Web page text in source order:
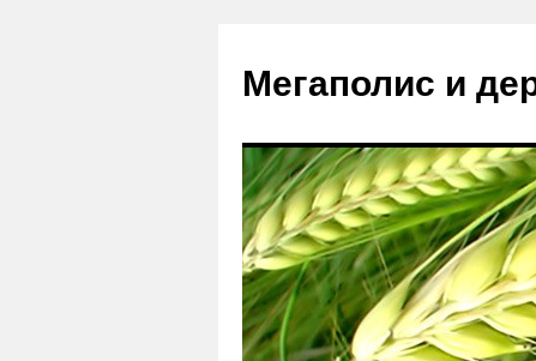
содержимому
Мегаполис и